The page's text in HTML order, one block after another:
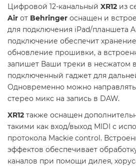
Цифровой 12-канальный XR12 из
Air от Behringer оснащен и
для подключения iPad/планшета
подключение обеспечит
обновление прошивки, а
запишет Ваши треки в несжатом
подключенный гаджет для
Одновременно можно
стерео микс на запись в DAW.
XR12 также оснащен
такими как вход/выход MIDI с
протокола Mackie control.
эффектов обеспечивает
каналов при помощи дилея,